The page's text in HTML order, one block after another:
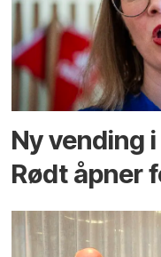
Ny vending
Rødt åpner